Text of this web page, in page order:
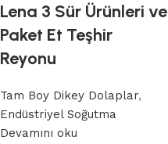
Lena 3 Sür Ürünleri ve
Paket Et Teşhir
Reyonu
Tam Boy Dikey Dolaplar,
Endüstriyel Soğutma
Devamını oku